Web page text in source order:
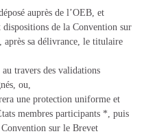
auprès de l’OEB, et
de la Convention sur
sa délivrance, le titulaire
travers des validations
ou,
une protection uniforme et
membres participants *, puis
sur le Brevet